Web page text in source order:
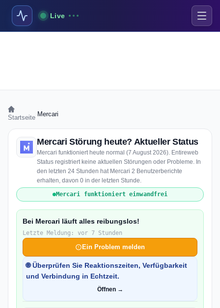
Live
Startseite Mercari
Mercari Störung heute? Aktueller Status
Mercari funktioniert heute normal (7 August 2026). Entireweb
Status registriert keine aktuellen Störungen oder Probleme. In
den letzten 24 Stunden hat Mercari 2 Benutzerberichte
erhalten, davon 0 in der letzten Stunde.
Mercari funktioniert einwandfrei
Bei Mercari läuft alles reibungslos!
Letzte Meldung: vor 7 Stunden
Ein Problem melden
🌐 Überprüfen Sie Reaktionszeiten, Verfügbarkeit
und Verbindung in Echtzeit.
Öffnen →